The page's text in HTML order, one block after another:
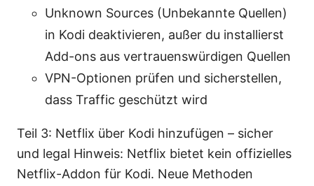
Unknown Sources (Unbekannte Quellen)
in Kodi deaktivieren, außer du installierst
Add-ons aus vertrauenswürdigen Quellen
VPN-Optionen prüfen und sicherstellen,
dass Traffic geschützt wird
Teil 3: Netflix über Kodi hinzufügen – sicher
und legal Hinweis: Netflix bietet kein offizielles
Netflix-Addon für Kodi. Neue Methoden